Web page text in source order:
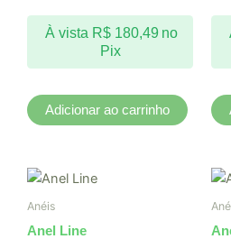
À vista R$180,49 no
Pix
Adicionar ao carrinho
Anéis
Anel Line